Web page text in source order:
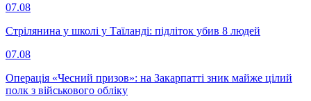
07.08
Стрілянина у школі у Таїланді: підліток убив 8 людей
07.08
Операція «Чесний призов»: на Закарпатті зник майже цілий
полк з військового обліку